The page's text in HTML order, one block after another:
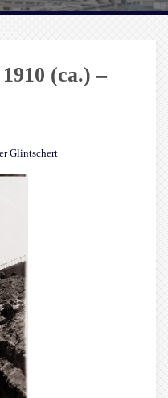
(ca.) –
Glintschert